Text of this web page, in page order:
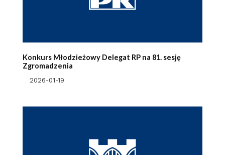
Konkurs Młodzieżowy Delegat RP na 81. sesję
Zgromadzenia
2026-01-19